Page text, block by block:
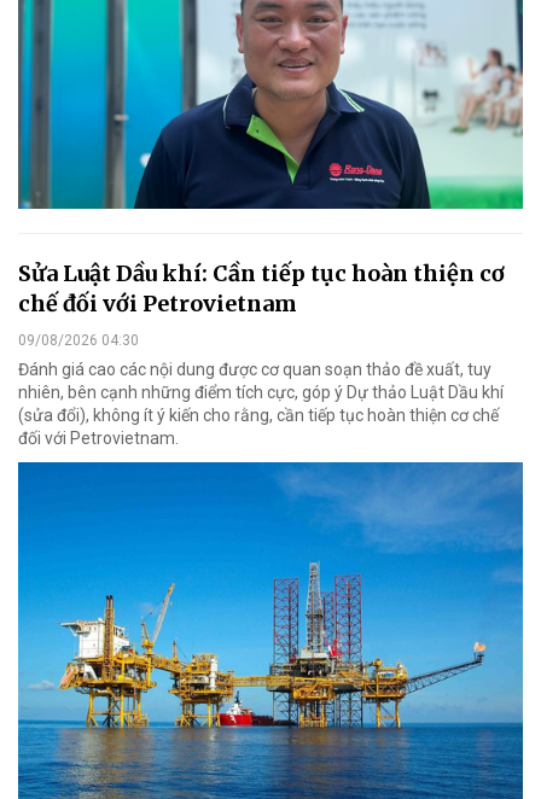
Sửa Luật Dầu khí: Cần tiếp tục hoàn thiện cơ
chế đối với Petrovietnam
09/08/2026 04:30
Đánh giá cao các nội dung được cơ quan soạn thảo đề xuất, tuy
nhiên, bên cạnh những điểm tích cực, góp ý Dự thảo Luật Dầu khí
(sửa đổi), không ít ý kiến cho rằng, cần tiếp tục hoàn thiện cơ chế
đối với Petrovietnam.